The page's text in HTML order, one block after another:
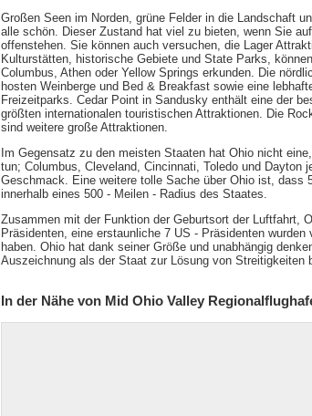
Großen Seen im Norden, grüne Felder in die Landschaft
alle schön. Dieser Zustand hat viel zu bieten, wenn Sie
offenstehen. Sie können auch versuchen, die Lager
Kulturstätten, historische Gebiete und State Parks,
Columbus, Athen oder Yellow Springs erkunden. Die
hosten Weinberge und Bed & Breakfast sowie eine
Freizeitparks. Cedar Point in Sandusky enthält eine der
größten internationalen touristischen Attraktionen. Die
sind weitere große Attraktionen.
Im Gegensatz zu den meisten Staaten hat Ohio nicht
tun; Columbus, Cleveland, Cincinnati, Toledo und Dayton
Geschmack. Eine weitere tolle Sache über Ohio ist, dass
innerhalb eines 500 - Meilen - Radius des Staates.
Zusammen mit der Funktion der Geburtsort der Luftfahrt,
Präsidenten, eine erstaunliche 7 US - Präsidenten
haben. Ohio hat dank seiner Größe und unabhängig
Auszeichnung als der Staat zur Lösung von Streitigkeiten
In der Nähe von Mid Ohio Valley